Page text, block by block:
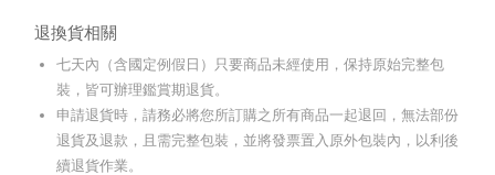
退換貨相關
七天內（含國定例假日）只要商品未經使用，保持原始完整包
裝，皆可辦理鑑賞期退貨。
申請退貨時，請務必將您所訂購之所有商品一起退回，無法部份
退貨及退款，且需完整包裝，並將發票置入原外包裝內，以利後
續退貨作業。